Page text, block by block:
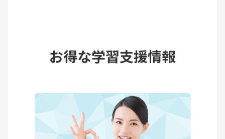
お得な学習支援情報